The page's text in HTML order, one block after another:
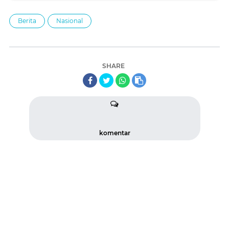
Berita Nasional
SHARE
komentar